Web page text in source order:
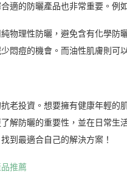
適的防曬產品也非常重要。例
物理性防曬，避免含有化學防
悶痘的機會。而油性肌膚則可
老投資。想要擁有健康年輕
解防曬的重要性，並在日常生
到最適合自己的解決方案！
推薦